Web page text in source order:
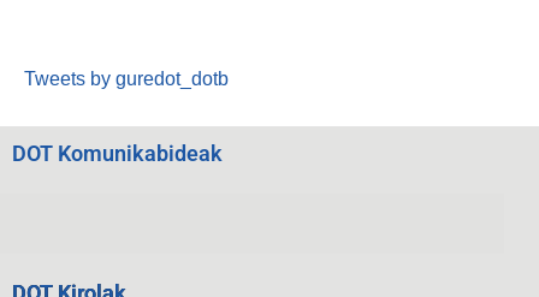
Tweets by guredot_dotb
DOT Komunikabideak